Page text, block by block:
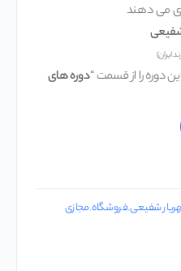
می دهند
ایران)
دوره را از قسمت “دوره های
شفیعی,فروشگاه,مجازی